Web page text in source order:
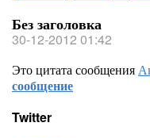
Без заголовка
30-12-2012 01:42
Это цитата сообщения
сообщение
Twitter